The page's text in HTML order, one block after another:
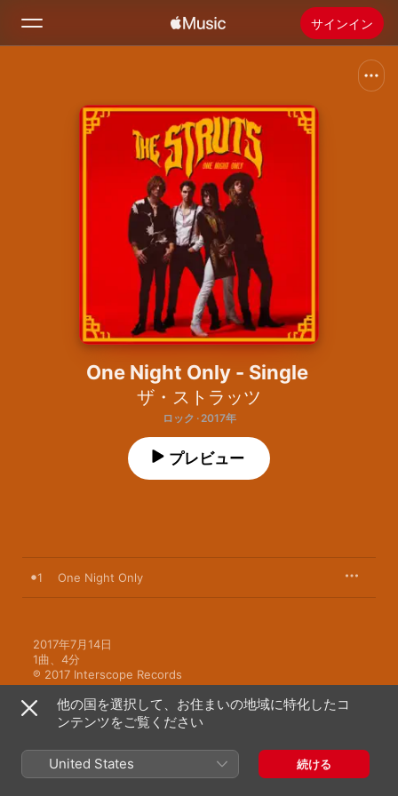
サインイン
Apple Musicをインストール
One Night Only - Single
ザ・ストラッツ
ロック · 2017年
プレビュー
1 One Night Only
2017年7月14日
1曲、4分
℗ 2017 Interscope Records
ミュージックビデオ
他の国を選択して、お住まいの地域に特化したコ
ンテンツをご覧ください
United States 続ける